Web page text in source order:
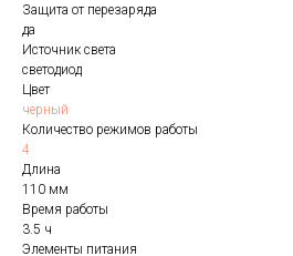
Защита от перезаряда
да
Источник света
светодиод
Цвет
черный
Количество режимов работы
4
Длина
110 мм
Время работы
3.5 ч
Элементы питания